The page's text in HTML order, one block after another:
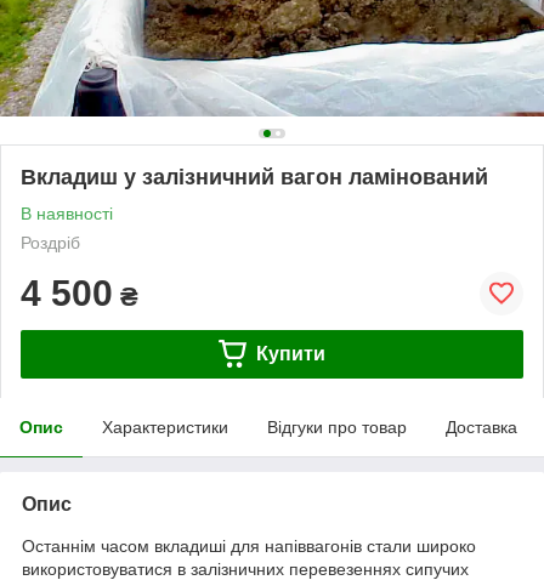
Вкладиш у залізничний вагон ламінований
В наявності
Роздріб
4 500 ₴
Купити
Опис Характеристики Відгуки про товар Доставка
Опис
Останнім часом вкладиші для напіввагонів стали широко
використовуватися в залізничних перевезеннях сипучих